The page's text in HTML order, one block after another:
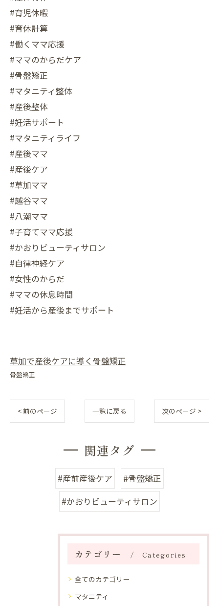
#育児休暇
#育休計算
#働くママ応援
#ママのからだケア
#骨盤矯正
#マタニティ整体
#産後整体
#妊活サポート
#マタニティライフ
#産後ママ
#産後ケア
#草加ママ
#越谷ママ
#八潮ママ
#子育てママ応援
#かおりビューティサロン
#自律神経ケア
#女性のからだ
#ママの休息時間
#妊活から産後までサポート
草加で産後ケアに導く骨盤矯正
骨盤矯正
< 前のページ 一覧に戻る 次のページ >
関連タグ
#産前産後ケア
#骨盤矯正
#かおりビューティサロン
カテゴリー Categories
全てのカテゴリー
マタニティ